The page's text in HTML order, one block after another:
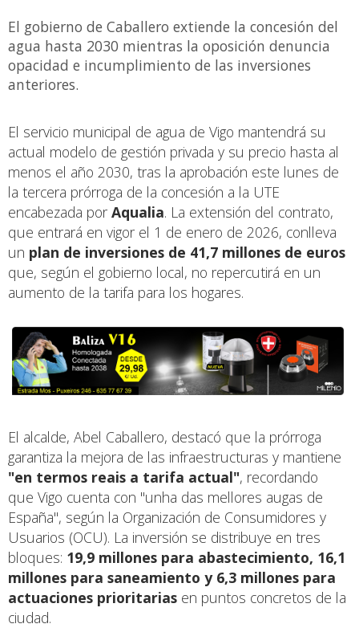
El gobierno de Caballero extiende la concesión del
agua hasta 2030 mientras la oposición denuncia
opacidad e incumplimiento de las inversiones
anteriores.
El servicio municipal de agua de Vigo mantendrá su
actual modelo de gestión privada y su precio hasta al
menos el año 2030, tras la aprobación este lunes de
la tercera prórroga de la concesión a la UTE
encabezada por Aqualia. La extensión del contrato,
que entrará en vigor el 1 de enero de 2026, conlleva
un plan de inversiones de 41,7 millones de euros
que, según el gobierno local, no repercutirá en un
aumento de la tarifa para los hogares.
El alcalde, Abel Caballero, destacó que la prórroga
garantiza la mejora de las infraestructuras y mantiene
"en termos reais a tarifa actual", recordando
que Vigo cuenta con "unha das mellores augas de
España", según la Organización de Consumidores y
Usuarios (OCU). La inversión se distribuye en tres
bloques: 19,9 millones para abastecimiento, 16,1
millones para saneamiento y 6,3 millones para
actuaciones prioritarias en puntos concretos de la
ciudad.